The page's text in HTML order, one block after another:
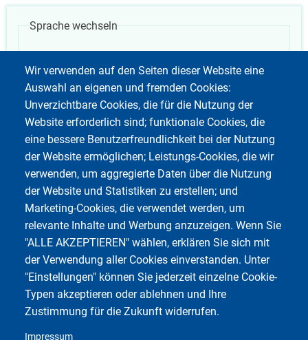
Wir verwenden auf den Seiten dieser Website eine
Auswahl an eigenen und fremden Cookies:
Unverzichtbare Cookies, die für die Nutzung der
Website erforderlich sind; funktionale Cookies, die
eine bessere Benutzerfreundlichkeit bei der Nutzung
der Website ermöglichen; Leistungs-Cookies, die wir
verwenden, um aggregierte Daten über die Nutzung
der Website und Statistiken zu erstellen; und
Marketing-Cookies, die verwendet werden, um
relevante Inhalte und Werbung anzuzeigen. Wenn Sie
"ALLE AKZEPTIEREN" wählen, erklären Sie sich mit
der Verwendung aller Cookies einverstanden. Unter
"Einstellungen" können Sie jederzeit einzelne Cookie-
Typen akzeptieren oder ablehnen und Ihre
Zustimmung für die Zukunft widerrufen.
Impressum
Sprache wechseln